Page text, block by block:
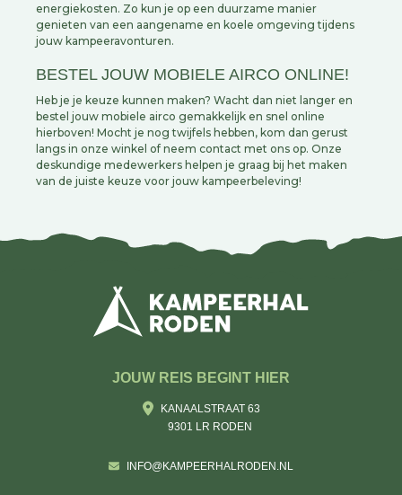
energiekosten. Zo kun je op een duurzame manier
genieten van een aangename en koele omgeving tijdens
jouw kampeeravonturen.
BESTEL JOUW MOBIELE AIRCO ONLINE!
Heb je je keuze kunnen maken? Wacht dan niet langer en
bestel jouw mobiele airco gemakkelijk en snel online
hierboven! Mocht je nog twijfels hebben, kom dan gerust
langs in onze winkel of neem contact met ons op. Onze
deskundige medewerkers helpen je graag bij het maken
van de juiste keuze voor jouw kampeerbeleving!
JOUW REIS BEGINT HIER
KANAALSTRAAT 63
9301 LR RODEN
INFO@KAMPEERHALRODEN.NL